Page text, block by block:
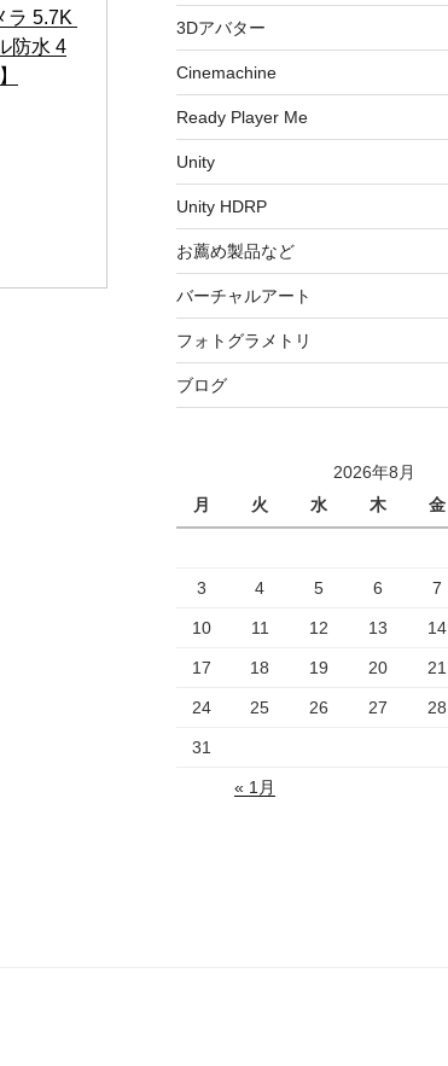
ラ 5.7K
防水 4
3Dアバター
Cinemachine
Ready Player Me
Unity
Unity HDRP
お薦め製品など
バーチャルアート
フォトグラメトリ
ブログ
2026年8月
月
火 水 木 金
3 4 5 6 7
10 11 12 13 14
17 18 19 20 21
24 25 26 27 28
31
« 1月